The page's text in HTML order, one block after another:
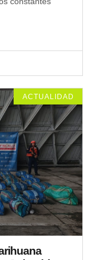
ACTUALIDAD